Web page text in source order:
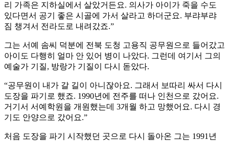
리 가족은 지하실에서 살았거든요. 의사가 아이가 죽을 수도
있다면서 공기 좋은 시골에 가서 살라고 하더군요. 부랴부랴
짐 챙겨서 전라도로 내려갔죠.”
그는 서예 솜씨 덕분에 전북 도청 고용직 공무원으로 들어갔고
아이도 다행히 얼마 안 있어 병이 나았다. 그런데 여기서 그의
예술가 기질, 방랑가 기질이 다시 돋았다.
“공무원이 내가 갈 길이 아니잖아요. 그래서 보따리 싸서 다시
도장을 파기로 했죠. 1990년에 전주를 떠나 인천으로 갔어요.
거기서 서예학원을 개원했는데 3개월 하고 망했어요. 다시 경
기도 안양으로 갔어요.”
처음 도장을 파기 시작했던 곳으로 다시 돌아온 그는 1991년